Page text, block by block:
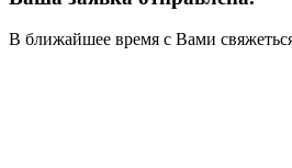
В ближайшее время с Вами